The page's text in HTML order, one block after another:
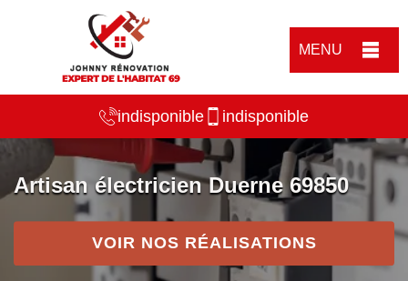
MENU
indisponible indisponible
Artisan électricien Duerne 69850
VOIR NOS RÉALISATIONS